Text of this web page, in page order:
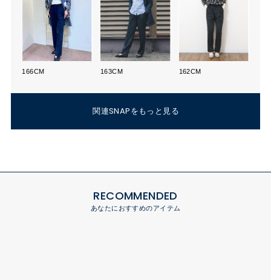
166CM 163CM 162CM
関連SNAPをもっと見る
RECOMMENDED
あなたにおすすめのアイテム